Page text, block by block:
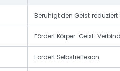
Beruhigt den Geist, reduziert
Fördert Körper-Geist-
Fördert Selbstreflexion